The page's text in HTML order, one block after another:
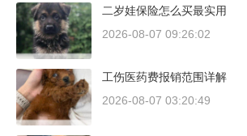
二岁娃保险怎么买最实用
2026-08-07 09:26:02
工伤医药费报销范围详解
2026-08-07 03:20:49